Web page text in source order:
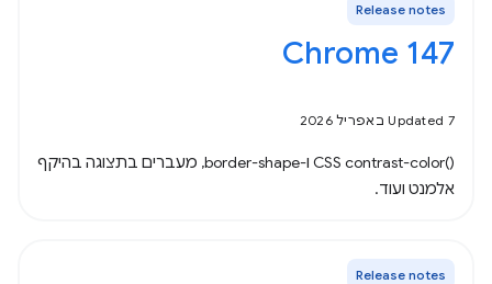
Release notes
Chrome 147
Updated 7 באפריל 2026
‫CSS contrast-color()‎ ו-border-shape, מעברים בתצוגה בהיקף
אלמנט ועוד.
Release notes